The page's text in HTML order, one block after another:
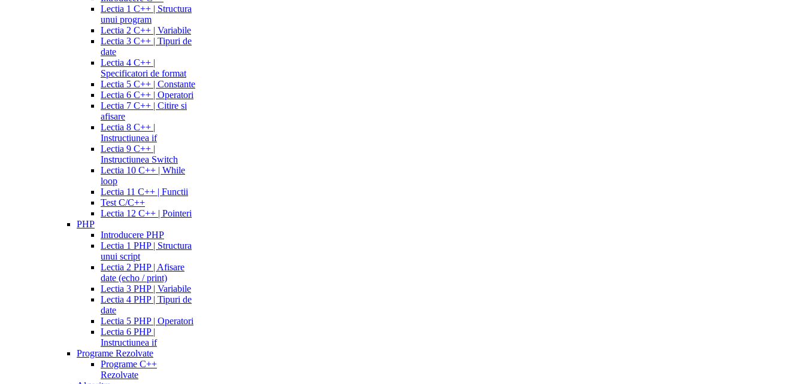
Lectia 1 C++ | Structura
unui program
Lectia 2 C++ | Variabile
Lectia 3 C++ | Tipuri de
date
Lectia 4 C++ |
Specificatori de format
Lectia 5 C++ | Constante
Lectia 6 C++ | Operatori
Lectia 7 C++ | Citire si
afisare
Lectia 8 C++ |
Instructiunea if
Lectia 9 C++ |
Instructiunea Switch
Lectia 10 C++ | While
loop
Lectia 11 C++ | Functii
Test C/C++
Lectia 12 C++ | Pointeri
PHP
Introducere PHP
Lectia 1 PHP | Structura
unui script
Lectia 2 PHP | Afisare
date (echo / print)
Lectia 3 PHP | Variabile
Lectia 4 PHP | Tipuri de
date
Lectia 5 PHP | Operatori
Lectia 6 PHP |
Instructiunea if
Programe Rezolvate
Programe C++
Rezolvate